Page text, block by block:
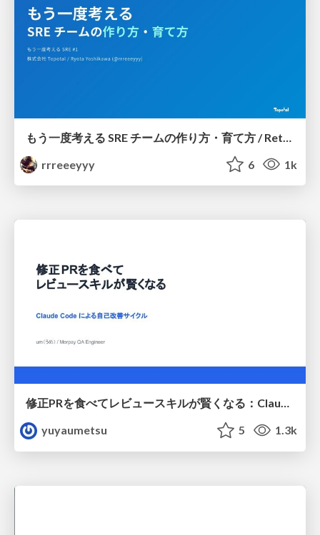
rrreeeyyy
6 1k
修正PRを食べてレビュースキルが賢くなる：Claude Codeによる自己改善サイクル
yuyaumetsu
5 1.3k